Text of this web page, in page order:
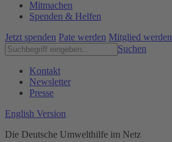
Mitmachen
Spenden & Helfen
Jetzt spenden Pate werden Mitglied werden
Suchen
Kontakt
Newsletter
Presse
English Version
Die Deutsche Umwelthilfe im Netz